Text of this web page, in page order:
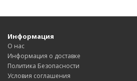
Информация
О нас
Информация о доставке
Политика Безопасности
Условия соглашения